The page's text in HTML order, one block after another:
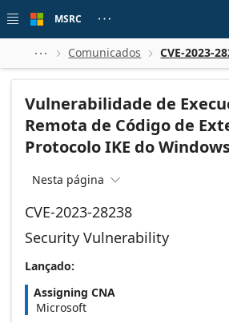
 main
MSRC 
  Comunicados  CVE-2023-
Vulnerabilidade de
Remota de Código de
Protocolo IKE do
Nesta página 
CVE-2023-28238
Security Vulnerability
Lançado:
Assigning CNA
Microsoft